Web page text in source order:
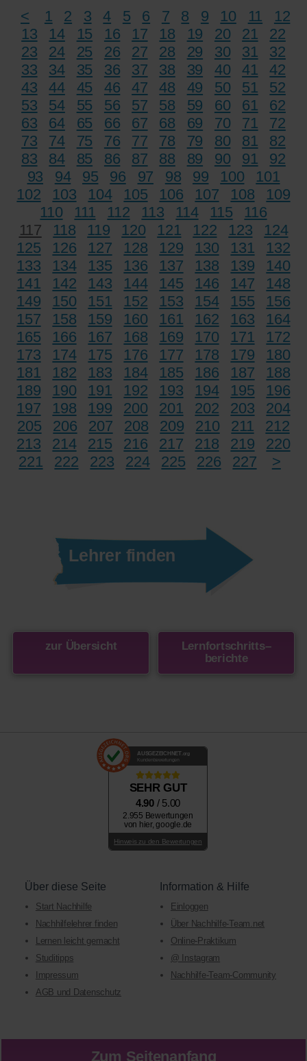
< 1 2 3 4 5 6 7 8 9 10 11
12
13
14 15 16 17 18 19 20 21
22
23
24 25 26 27 28 29 30 31
32
33
34 35 36 37 38 39 40 41
42
43
44 45 46 47 48 49 50 51
52
53
54 55 56 57 58 59 60 61
62
63
64 65 66 67 68 69 70 71
72
73
74 75 76 77 78 79 80 81
82
83
84 85 86 87 88 89 90 91
92
93
94 95 96 97 98 99 100
101
102
103 104 105 106 107 108
109
110
111 112 113 114 115
116
117
118 119 120 121 122 123
124
125
126 127 128 129 130 131
132
133
134 135 136 137 138 139
140
141
142 143 144 145 146 147
148
149
150 151 152 153 154 155
156
157
158 159 160 161 162 163
164
165
166 167 168 169 170 171
172
173
174 175 176 177 178 179
180
181
182 183 184 185 186 187
188
189
190 191 192 193 194 195
196
197
198 199 200 201 202 203
204
205
206 207 208 209 210 211
212
213
214 215 216 217 218 219
220
221
222 223 224 225 226 227 >
Lehrer finden
Lernfortschritts–
berichte
zur Übersicht
AUSGEZEICHNET .org
Kundenbewertungen
SEHR GUT
4.90 / 5.00
2.955 Bewertungen
von hier, google.de
Hinweis zu den Bewertungen
Über diese Seite
Start Nachhilfe
Nachhilfelehrer finden
Lernen leicht gemacht
Studitipps
Impressum
AGB und Datenschutz
Information & Hilfe
Einloggen
Über Nachhilfe-Team.net
Online-Praktikum
@ Instagram
Nachhilfe-Team-Community
Zum Seitenanfang